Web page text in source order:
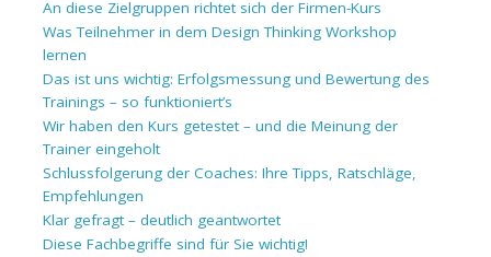
An diese Zielgruppen richtet sich der Firmen-Kurs
Was Teilnehmer in dem Design Thinking Workshop
lernen
Das ist uns wichtig: Erfolgsmessung und Bewertung des
Trainings – so funktioniert’s
Wir haben den Kurs getestet – und die Meinung der
Trainer eingeholt
Schlussfolgerung der Coaches: Ihre Tipps, Ratschläge,
Empfehlungen
Klar gefragt – deutlich geantwortet
Diese Fachbegriffe sind für Sie wichtig!